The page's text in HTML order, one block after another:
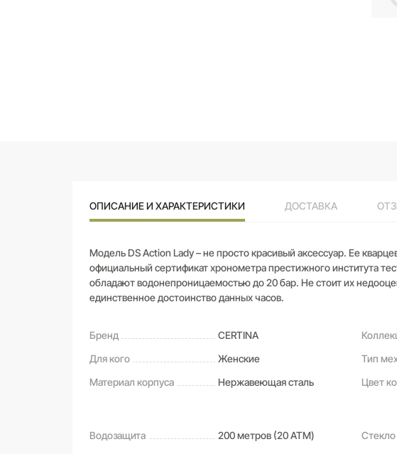
ОПИСАНИЕ И ХАРАКТЕРИСТИКИ ДОСТАВКА
Модель DS Action Lady – не просто красивый аксессуар. Ее
официальный сертификат хронометра престижного института
обладают водонепроницаемостью до 20 бар. Не стоит их
единственное достоинство данных часов.
Бренд CERTINA
Для кого
Женские Тип
Материал корпуса
Нержавеющая сталь Цвет
Водозащита 200 метров (20 ATM) Стекло